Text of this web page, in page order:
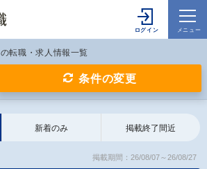
の転職・求人情報一覧
条件の変更
新着のみ 掲載終了間近
掲載期間：26/08/07～26/08/27